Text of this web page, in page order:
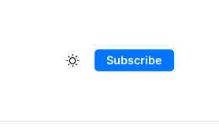
Subscribe